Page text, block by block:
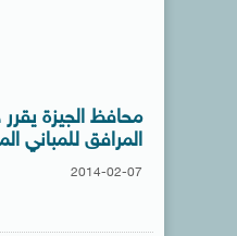
محافظ الجيزة
المرافق للمباني
2014-02-07